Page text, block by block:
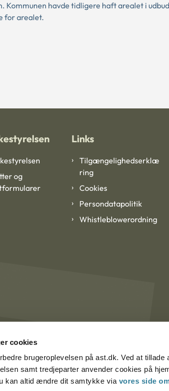
cookies
brugeroplevelsen på ast.dk. Ved at tillade
samt tredjeparter anvender cookies på
kan altid ændre dit samtykke via vores side
Kommunen havde tidligere haft arealet i
for arealet.
og
Links
Tilgængelighedserklæ
ring
Cookies
Persondatapolitik
Whistleblowerordning